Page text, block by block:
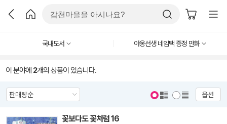
국내도서 야옹선생 네임택 증정 만화
이 분야에 2개의 상품이 있습니다.
옵션
꽃보다도 꽃처럼 16